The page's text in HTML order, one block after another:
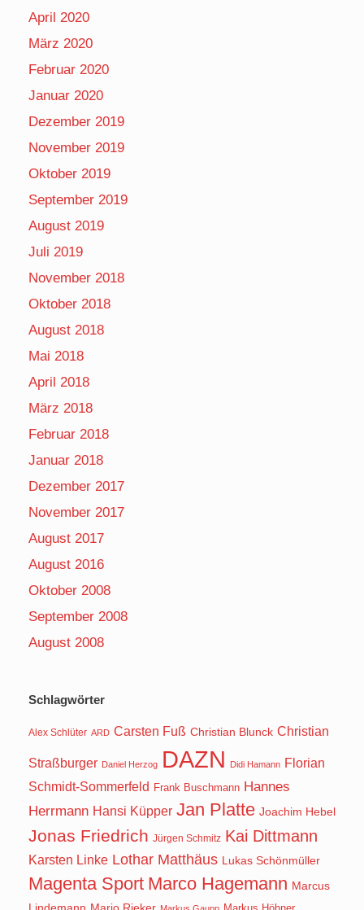
April 2020
März 2020
Februar 2020
Januar 2020
Dezember 2019
November 2019
Oktober 2019
September 2019
August 2019
Juli 2019
November 2018
Oktober 2018
August 2018
Mai 2018
April 2018
März 2018
Februar 2018
Januar 2018
Dezember 2017
November 2017
August 2017
August 2016
Oktober 2008
September 2008
August 2008
Schlagwörter
Alex Schlüter ARD Carsten Fuß Christian Blunck Christian
Straßburger Daniel Herzog DAZN Didi Hamann Florian
Schmidt-Sommerfeld Frank Buschmann Hannes
Herrmann Hansi Küpper Jan Platte Joachim Hebel
Jonas Friedrich Jürgen Schmitz Kai Dittmann
Karsten Linke Lothar Matthäus Lukas Schönmüller
Magenta Sport Marco Hagemann Marcus
Lindemann
Markus Gaupp